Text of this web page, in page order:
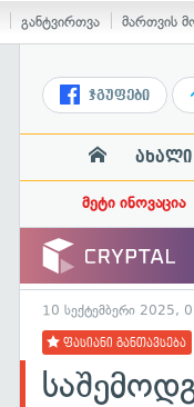
განტვირთვა მართვის
ჯგუფები
ახალი
მეტი ინოვაცია
10 სექტემბერი 2025,
ფასიანი განთავსება